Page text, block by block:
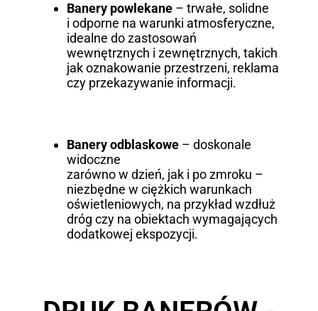
Banery powlekane– trwałe, solidne
i odporne na warunki atmosferyczne,
idealne do zastosowań
wewnętrznych i zewnętrznych, takich
jak oznakowanie przestrzeni, reklama
czy przekazywanie informacji.
Banery odblaskowe– doskonale
widoczne
zarówno w dzień, jak i po zmroku –
niezbędne w ciężkich warunkach
oświetleniowych, na przykład wzdłuż
dróg czy na obiektach wymagających
dodatkowej ekspozycji.